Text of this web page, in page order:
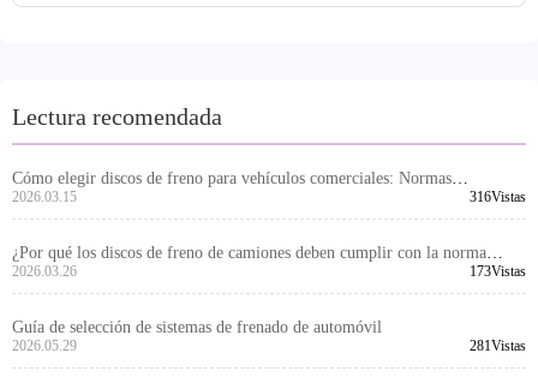
Lectura recomendada
Cómo elegir discos de freno para vehículos comerciales: Normas
internacionales TS16949 y E - MARK R90 garantizan seguridad y
duración -莱州冠晫贸易有限公司
2026.03.15 316Vistas
¿Por qué los discos de freno de camiones deben cumplir con la norma
IATF TS16949? -莱州冠晫贸易有限公司
2026.03.26 173Vistas
Guía de selección de sistemas de frenado de automóvil
2026.05.29 281Vistas